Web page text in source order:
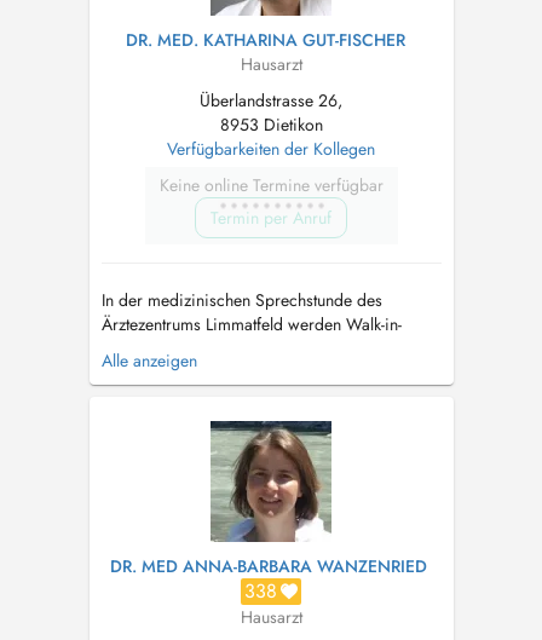
DR. MED. KATHARINA GUT-FISCHER
Hausarzt
Überlandstrasse 26,
8953 Dietikon
Verfügbarkeiten der Kollegen
Keine online Termine verfügbar
Termin per Anruf
In der medizinischen Sprechstunde des
Ärztezentrums Limmatfeld werden Walk-in-
Patienten sowie auch Patienten welche uns als
Hausarzt aufsuchen behandelt. Im Rahmen der
ein breites medizinisches Leistungsangebot im
Bereich der Allgemein- und Hausarztmedi...
Alle anzeigen
DR. MED ANNA-BARBARA WANZENRIED
338
Hausarzt